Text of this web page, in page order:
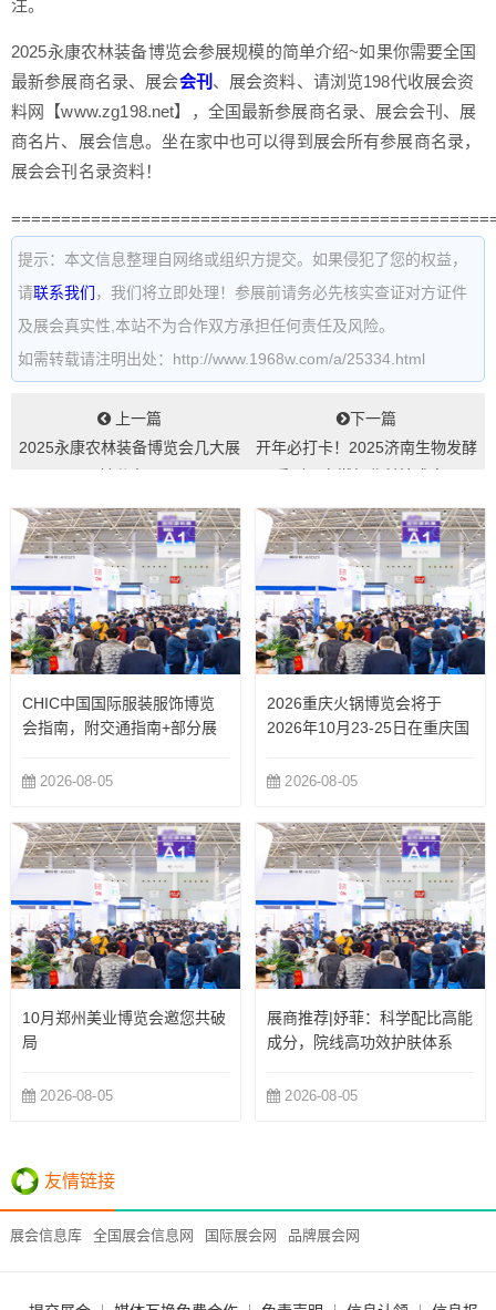
注。
2025永康农林装备博览会参展规模的简单介绍~如果你需要全国
最新参展商名录、展会会刊 、展会资料、请浏览198代收展会资
料网【www.zg198.net】，全国最新参展商名录、展会会刊、展
商名片、展会信息。坐在家中也可以得到展会所有参展商名录，
展会会刊名录资料！
提示：本文信息整理自网络或组织方提交。如果侵犯了您的权益，
请联系我们 ，我们将立即处理！参展前请务必先核实查证对方证件
及展会真实性,本站不为合作双方承担任何责任及风险。
如需转载请注明出处：http://www.1968w.com/a/25334.html
上一篇
2025永康农林装备博览会几大展
下一篇
开年必打卡！2025济南生物发酵
CHIC中国国际服装服饰博览
会指南，附交通指南+部分展
2026-08-05
2026重庆火锅博览会将于
2026年10月23-25日在重庆国
2026-08-05
10月郑州美业博览会邀您共破
局
2026-08-05
展商推荐|妤菲：科学配比高能
成分，院线高功效护肤体系
2026-08-05
友情链接
展会信息库 全国展会信息网 国际展会网 品牌展会网